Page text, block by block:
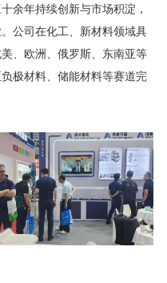
余年持续创新与市场积淀，
公司在化工、新材料领域具
、欧洲、俄罗斯、东南亚等
极材料、储能材料等赛道完